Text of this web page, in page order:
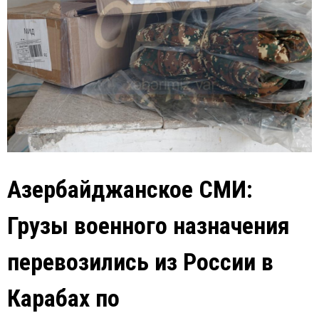
Азербайджанское СМИ:
Грузы военного назначения
перевозились из России в
Карабах по